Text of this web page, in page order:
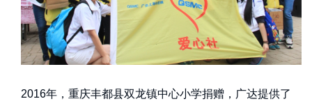
2016年，重庆丰都县双龙镇中心小学捐赠，广达提供了